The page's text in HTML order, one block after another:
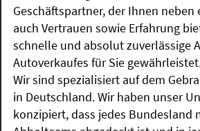
Geschäftspartner, der Ihnen neben
auch Vertrauen sowie Erfahrung
schnelle und absolut zuverlässige
Autoverkaufes für Sie
Wir sind spezialisiert auf dem
in Deutschland. Wir haben unser
konzipiert, dass jedes Bundesland